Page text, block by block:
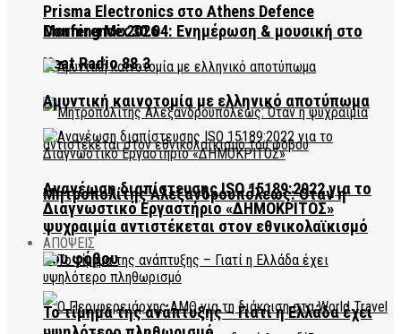
Morning Mix 30.04: Ενημέρωση & μουσική στο
Heat Radio 88.3
Μητροπολίτης Αλεξανδρουπόλεως: Όταν η
ψυχραιμία αντιστέκεται στον εθνικολαϊκισμό
του φόβου
Prisma Electronics στο Athens Defence
Conference 2026
Αμυντική καινοτομία με ελληνικό αποτύπωμα
Ανανέωση διαπίστευσης ISO 15189:2022 για το
Διαγνωστικό Εργαστήριο «ΔΗΜΟΚΡΙΤΟΣ»
ΑΠΟΨΕΙΣ
Το τίμημα της ανάπτυξης – Γιατί η Ελλάδα έχει